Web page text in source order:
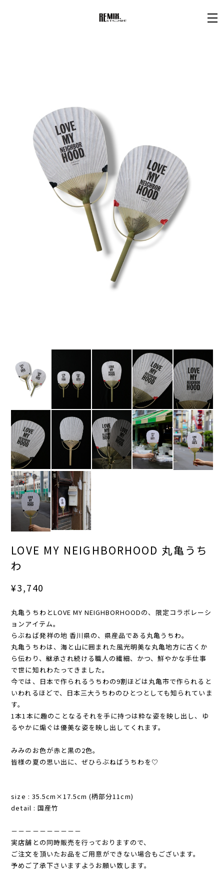
LOVE MY NEIGHBORHOOD 丸亀うち
わ
¥3,740
丸亀うちわとLOVE MY NEIGHBORHOODの、限定コラボレーシ
ョンアイテム。
らぶねば発祥の地 香川県の、県産品である丸亀うちわ。
丸亀うちわは、海と山に囲まれた風光明美な丸亀地方に古くか
ら伝わり、継承され続ける職人の繊細、かつ、鮮やかな手仕事
で世に知れわたってきました。
今では、日本で作られるうちわの9割ほどは丸亀市で作られると
いわれるほどで、日本三大うちわのひとつとしても知られていま
す。
1本1本に趣のことなるそれを手に持つは粋な姿を映し出し、ゆ
るやかに煽ぐは優美な姿を映し出してくれます。
みみのお色が赤と黒の2色。
皆様の夏の思い出に、ぜひらぶねばうちわを♡
size : 35.5cm×17.5cm (柄部分11cm)
detail : 国産竹
－－－－－－－－－－
実店舗との同時販売を行っておりますので、
ご注文を頂いたお品をご用意ができない場合もございます。
予めご了承下さいますようお願い致します。